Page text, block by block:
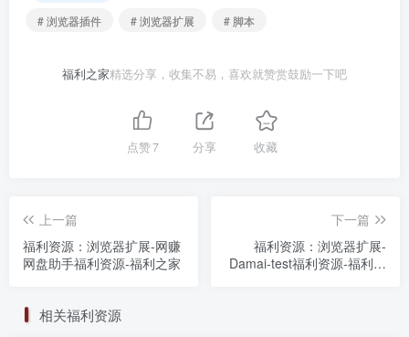
# 浏览器插件
# 浏览器扩展 # 脚本
福利之家精选分享，收集不易，喜欢就赞赏鼓励一下吧
点赞7 分享 收藏
上一篇
福利资源：浏览器扩展-网赚
网盘助手福利资源-福利之家
下一篇
福利资源：浏览器扩展-
Damai-test福利资源-福利之
相关福利资源